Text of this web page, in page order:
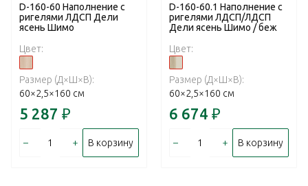
D-160-60 Наполнение с
ригелями ЛДСП Дели
ясень Шимо
Цвет:
Размер (Д×Ш×В):
60×2,5×160 см
5 287 ₽
– + В корзину
D-160-60.1 Наполнение с
ригелями ЛДСП/ЛДСП
Дели ясень Шимо / беж
Цвет:
Размер (Д×Ш×В):
60×2,5×160 см
6 674 ₽
– + В корзину